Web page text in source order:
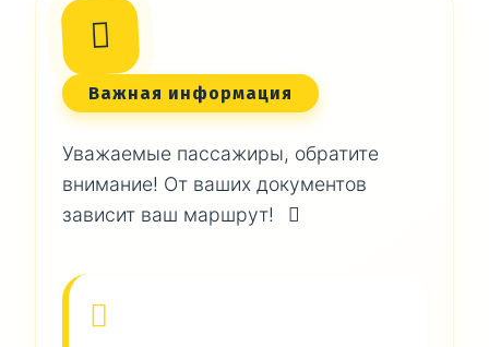
Важная информация
Уважаемые пассажиры, обратите
внимание! От ваших документов
зависит ваш маршрут!